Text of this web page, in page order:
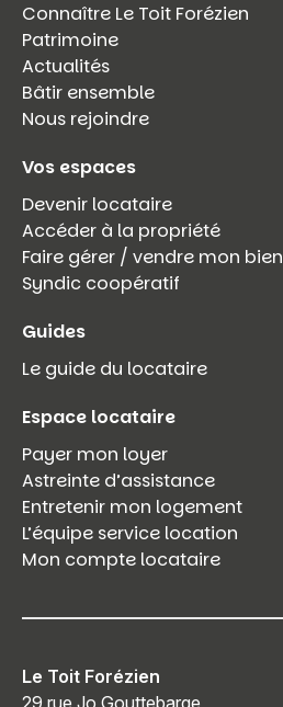
Connaître Le Toit Forézien
Patrimoine
Actualités
Bâtir ensemble
Nous rejoindre
Vos espaces
Devenir locataire
Accéder à la propriété
Faire gérer / vendre mon bien
Syndic coopératif
Guides
Le guide du locataire
Espace locataire
Payer mon loyer
Astreinte d’assistance
Entretenir mon logement
L’équipe service location
Mon compte locataire
Le Toit Forézien